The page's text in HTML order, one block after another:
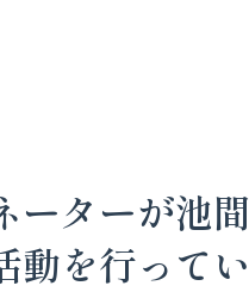
ーターが池間
動を行ってい